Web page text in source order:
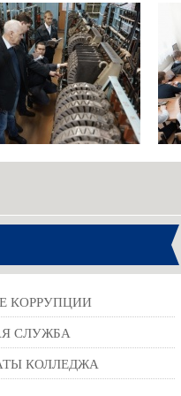
КОРРУПЦИИ
СЛУЖБА
КОЛЛЕДЖА